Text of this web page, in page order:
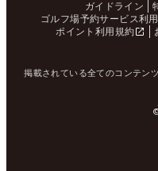
ガイドライン
ゴルフ場予約サービス利
ポイント利用規約
掲載されている全てのコンテン